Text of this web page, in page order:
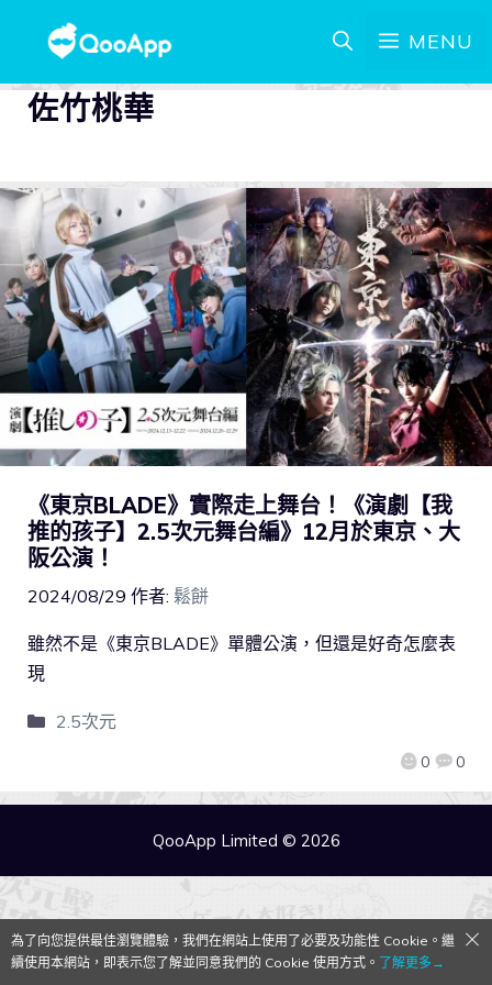
MENU
佐竹桃華
《東京BLADE》實際走上舞台！《演劇【我
推的孩子】2.5次元舞台編》12月於東京、大
阪公演！
2024/08/29 作者: 鬆餅
0 0
雖然不是《東京BLADE》單體公演，但還是好奇怎麼表
現
2.5次元
QooApp Limited © 2026
為了向您提供最佳瀏覽體驗，我們在網站上使用了必要及功能性 Cookie。繼
續使用本網站，即表示您了解並同意我們的 Cookie 使用方式。 了解更多→